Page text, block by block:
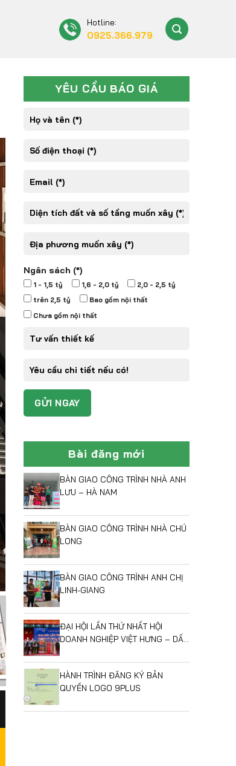
Hotline:
0925.366.979
YÊU CẦU BÁO GIÁ
Ngân sách (*)
1 - 1,5 tỷ 1,6 - 2,0 tỷ
2,0 - 2,5 tỷ
trên 2,5 tỷ
Bao gồm nội thất
Chưa gồm nội thất
Bài đăng mới
BÀN GIAO CÔNG TRÌNH NHÀ ANH
LƯU – HÀ NAM
BÀN GIAO CÔNG TRÌNH NHÀ CHÚ
LONG
BÀN GIAO CÔNG TRÌNH ANH CHỊ
LINH-GIANG
ĐẠI HỘI LẦN THỨ NHẤT HỘI
DOANH NGHIỆP VIỆT HƯNG – DẤU
TRIỂN MỚI
HÀNH TRÌNH ĐĂNG KÝ BẢN
QUYỀN LOGO 9PLUS